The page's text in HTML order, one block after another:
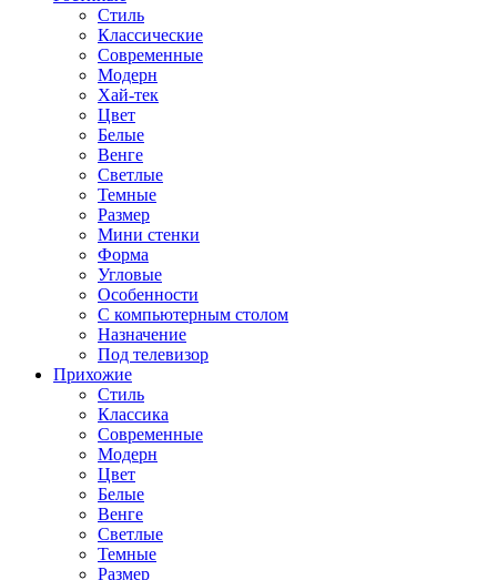
Стиль
Классические
Современные
Модерн
Хай-тек
Цвет
Белые
Венге
Светлые
Темные
Размер
Мини стенки
Форма
Угловые
Особенности
С компьютерным столом
Назначение
Под телевизор
Прихожие
Стиль
Классика
Современные
Модерн
Цвет
Белые
Венге
Светлые
Темные
Размер